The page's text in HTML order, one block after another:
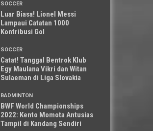
SOCCER
Luar Biasa! Lionel Messi
Lampaui Catatan 1000
Kontribusi Gol
SOCCER
Catat! Tanggal Bentrok Klub
Egy Maulana Vikri dan Witan
Sulaeman di Liga Slovakia
BADMINTON
BWF World Championships
2022: Kento Momota Antusias
Tampil di Kandang Sendiri